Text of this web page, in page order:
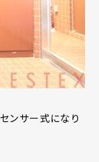
ンサー式になり